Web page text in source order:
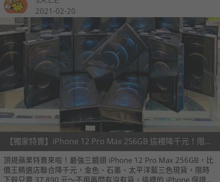
2021-02-20
【獨家特賣】iPhone 12 Pro Max 256GB 這裡降千元！限時只要 37,890 元 (2/20~2/26)
頂規蘋果特賣來啦！最強三鏡頭 iPhone 12 Pro Max 256GB，比
價王精選店聯合降千元，金色、石墨、太平洋藍三色現貨，限時
下殺只要 37,890 元～不用再問有沒有貨，這裡的 iPhone 保證買